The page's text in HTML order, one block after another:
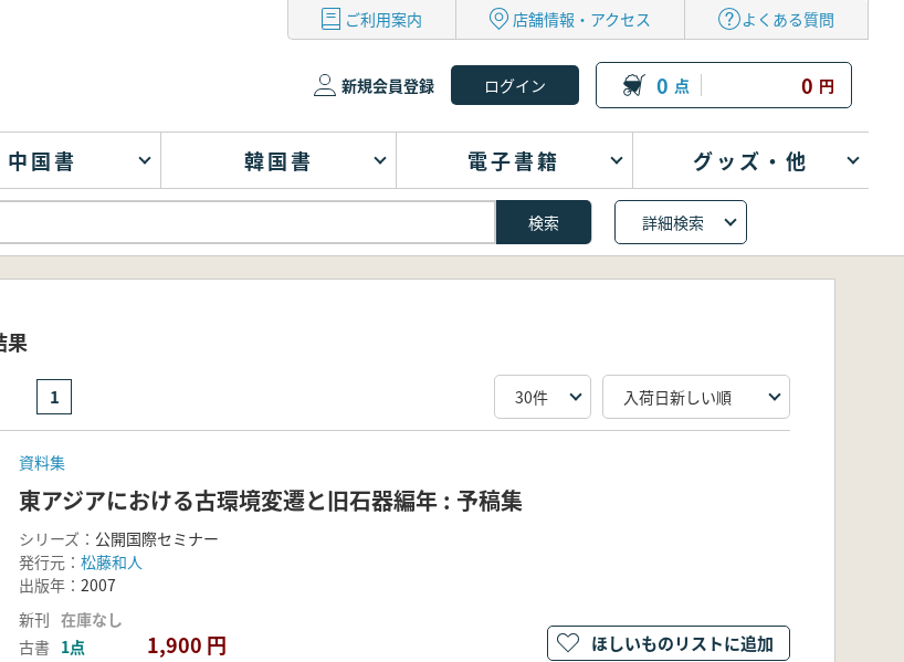
ご利用案内 店舗情報・アクセス よくある質問
新規会員登録 0 点 0 円
中国書 韓国書 電子書籍 グッズ・他
詳細検索
果
1
資料集
東アジアにおける古環境変遷と旧石器編年 : 予稿集
シリーズ： 公開国際セミナー
発行元： 松藤和人
出版年： 2007
新刊 在庫なし
古書 1点 1,900 円 ほしいものリストに追加